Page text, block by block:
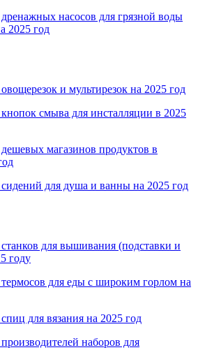
насосов для грязной воды
2025 год
и мультирезок на 2025 год
смыва для инсталляции в 2025
магазинов продуктов в
для душа и ванны на 2025 год
для вышивания (подставки и
году
для еды с широким горлом на
для вязания на 2025 год
наборов для